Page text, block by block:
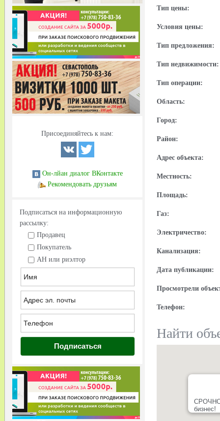
Присоединяйтесь к нам:
Он-лйан диалог ВКонтакте
Рекомендовать друзьям
Подписаться на информационную
рассылку:
Продавец
Покупатель
АН или риэлтор
Тип цены:
Условия цены:
Тип предложения:
Тип недвижимости:
Тип операции:
Область:
Город:
Район:
Адрес объекта:
Местность:
Площадь:
Газ:
Электричество:
Канализация:
Дата публикации:
Просмотрели
Телефон:
Найти
СРОЧНО!
бизнес!